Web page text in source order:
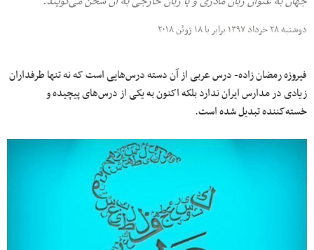
دوشنبه ۲۸ خرداد ۱۳۹۷ برابر با ۱۸ ژوئن ۲۰۱۸
فیروزه رمضان زاده- درس عربی از آن دسته درس‌هایی است که نه تنها طرفداران
زیادی در مدارس ایران ندارد بلکه اکنون به یکی از درس‌های پیچیده و
خسته‌کننده تبدیل شده است.